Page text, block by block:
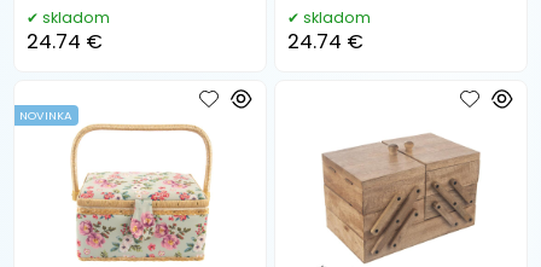
skladom
24.74 €
skladom
24.74 €
NOVINKA